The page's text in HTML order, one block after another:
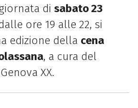
di sabato 23
ore 19 alle 22, si
edizione della cena
, a cura del
XX.